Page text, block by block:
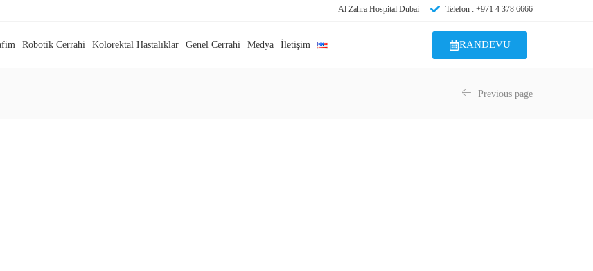
Al Zahra Hospital Dubai Telefon : +971 4 378 6666
Robotik Cerrahi Kolorektal Hastalıklar Genel Cerrahi Medya İletişim RANDEVU
Previous page